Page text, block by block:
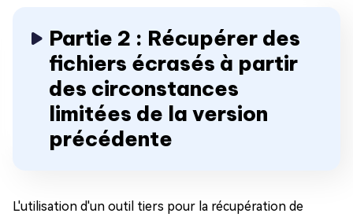
Partie 2 : Récupérer des
fichiers écrasés à partir
des circonstances
limitées de la version
précédente
L'utilisation d'un outil tiers pour la récupération de